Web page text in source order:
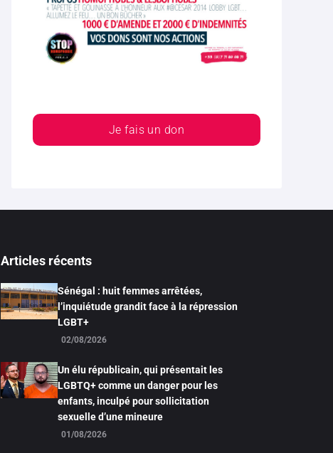
Je fais un don
Articles récents
Sénégal : huit femmes arrêtées,
l’inquiétude grandit face à la répression
LGBT+
02/08/2026
Un élu républicain, qui présentait les
LGBTQ+ comme un danger pour les
enfants, inculpé pour sollicitation
sexuelle d’une mineure
01/08/2026